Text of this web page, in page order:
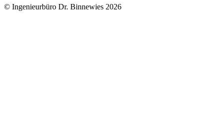
© Ingenieurbüro Dr. Binnewies 2026